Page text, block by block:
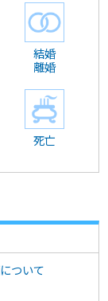
結婚
離婚
死亡
ついて